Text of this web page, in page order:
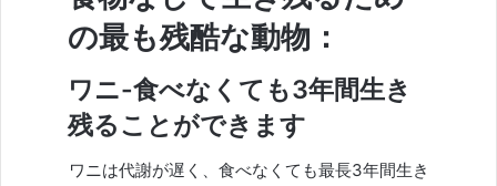
の最も残酷な動物：
ワニ-食べなくても3年間生き
残ることができます
ワニは代謝が遅く、食べなくても最長3年間生き